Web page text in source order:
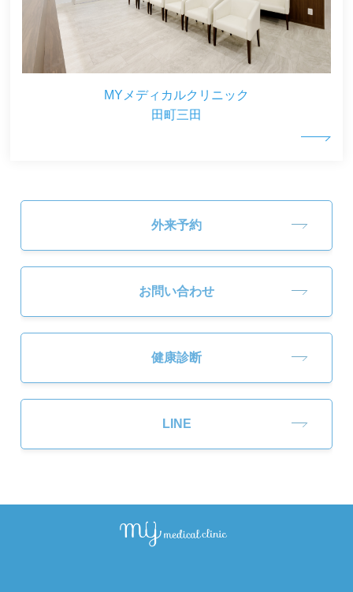
MYメディカルクリニック
田町三田
外来予約
お問い合わせ
健康診断
LINE